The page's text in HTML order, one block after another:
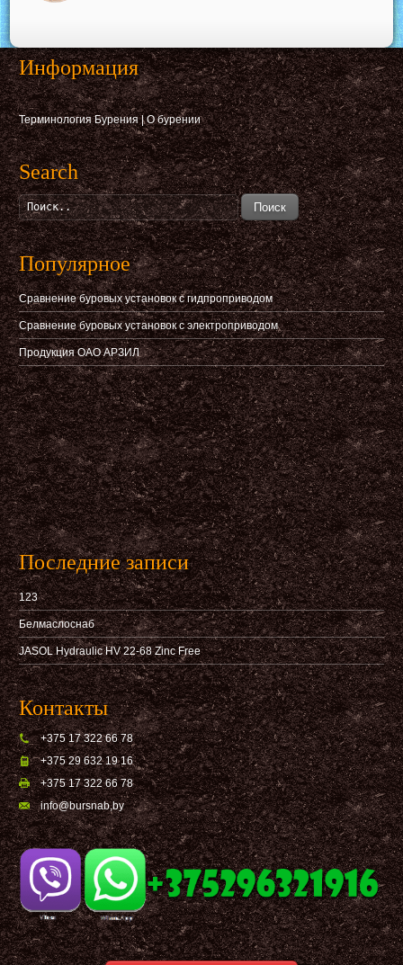
Информация
Терминология Бурения|О бурении
Search
Поиск
Популярное
Сравнение буровых установок с гидпроприводом
Сравнение буровых установок с электроприводом
Продукция ОАО АРЗИЛ
Последние записи
123
Белмаслоснаб
JASOL Hydraulic HV 22-68 Zinc Free
Контакты
+375 17 322 66 78
+375 29 632 19 16
+375 17 322 66 78
info@bursnab,by